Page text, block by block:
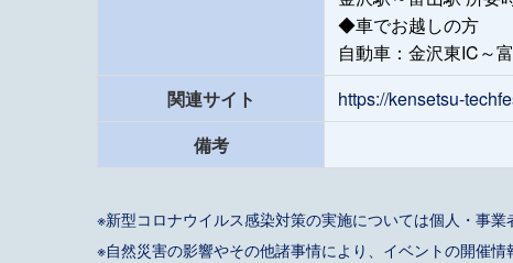
◆車でお越しの方
自動車：金沢東IC～
関連サイト
https://kensetsu-
備考
※新型コロナウイルス感染対策の実施については個人・事業
※自然災害の影響やその他諸事情により、イベントの開催